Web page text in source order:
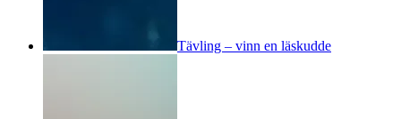
Tävling – vinn en läskudde